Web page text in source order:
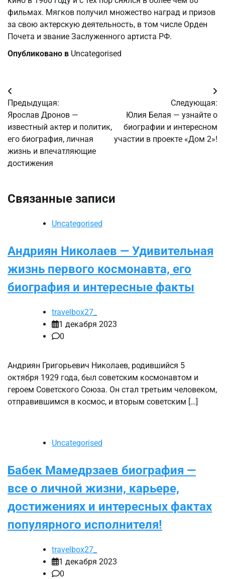
фильмах. Мягков получил множество наград и призов
за свою актерскую деятельность, в том числе Орден
Почета и звание Заслуженного артиста РФ.
Опубликовано в Uncategorised
Навигация
по
записям
Предыдущая:
Ярослав Дронов —
известный актер и политик,
его биография, личная
жизнь и впечатляющие
достижения
Следующая:
Юлия Белая — узнайте о
биографии и интересном
участии в проекте «Дом 2»!
Связанные записи
Uncategorised
Андриян Николаев — Удивительная
жизнь первого космонавта, его
биография и интересные факты
travelbox27_
1 декабря 2023
0
Андриян Григорьевич Николаев, родившийся 5
октября 1929 года, был советским космонавтом и
героем Советского Союза. Он стал третьим человеком,
отправившимся в космос, и вторым советским […]
Uncategorised
Бабек Мамедрзаев биография —
все о личной жизни, карьере,
достижениях и интересных фактах
популярного исполнителя!
travelbox27_
1 декабря 2023
0